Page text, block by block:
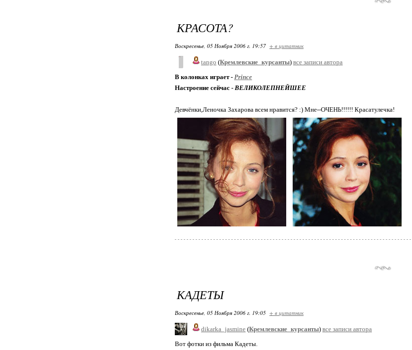
КРАСОТА?
Воскресенье, 05 Ноября 2006 г. 19:57 + в цитатник
tango (Кремлевские_курсанты) все записи автора
В колонках играет - Prince
Настроение сейчас - ВЕЛИКОЛЕПНЕЙШЕЕ
Девчёнки,Леночка Захарова всем нравится? :) Мне--ОЧЕНЬ!!!!!! Красатулечка!
КАДЕТЫ
Воскресенье, 05 Ноября 2006 г. 19:05 + в цитатник
dikarka_jasmine (Кремлевские_курсанты) все записи автора
Вот фотки из фильма Кадеты.